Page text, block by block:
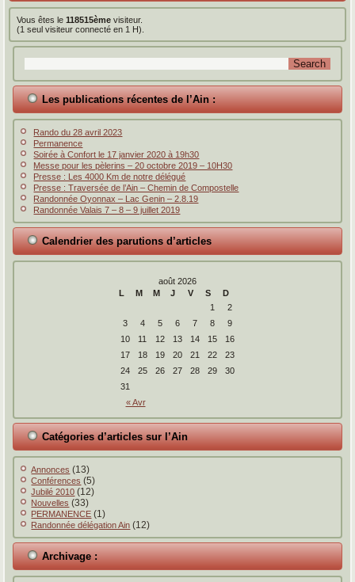
Vous êtes le118515ème visiteur.
(1 seul visiteur connecté en 1 H).
Les publications récentes de l’Ain :
Rando du 28 avril 2023
Permanence
Soirée à Confort le 17 janvier 2020 à 19h30
Messe pour les pèlerins – 20 octobre 2019 – 10H30
Presse : Les 4000 Km de notre délégué
Presse : Traversée de l’Ain – Chemin de Compostelle
Randonnée Oyonnax – Lac Genin – 2.8.19
Randonnée Valais 7 – 8 – 9 juillet 2019
Calendrier des parutions d’articles
août 2026
L
M M J V S D
« Avr
1
2
3
4 5 6 7 8
9
10
11 12 13 14 15
16
17
18 19 20 21 22
23
24
25 26 27 28 29
30
31
Catégories d’articles sur l’Ain
Annonces (13)
Conférences (5)
Jubilé 2010 (12)
Nouvelles (33)
PERMANENCE (1)
Randonnée délégation Ain (12)
Archivage :